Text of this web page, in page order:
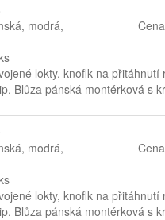
modrá,
lokty, knoflk na
Blůza pánská montérková s
modrá,
lokty, knoflk na
Blůza pánská montérková s